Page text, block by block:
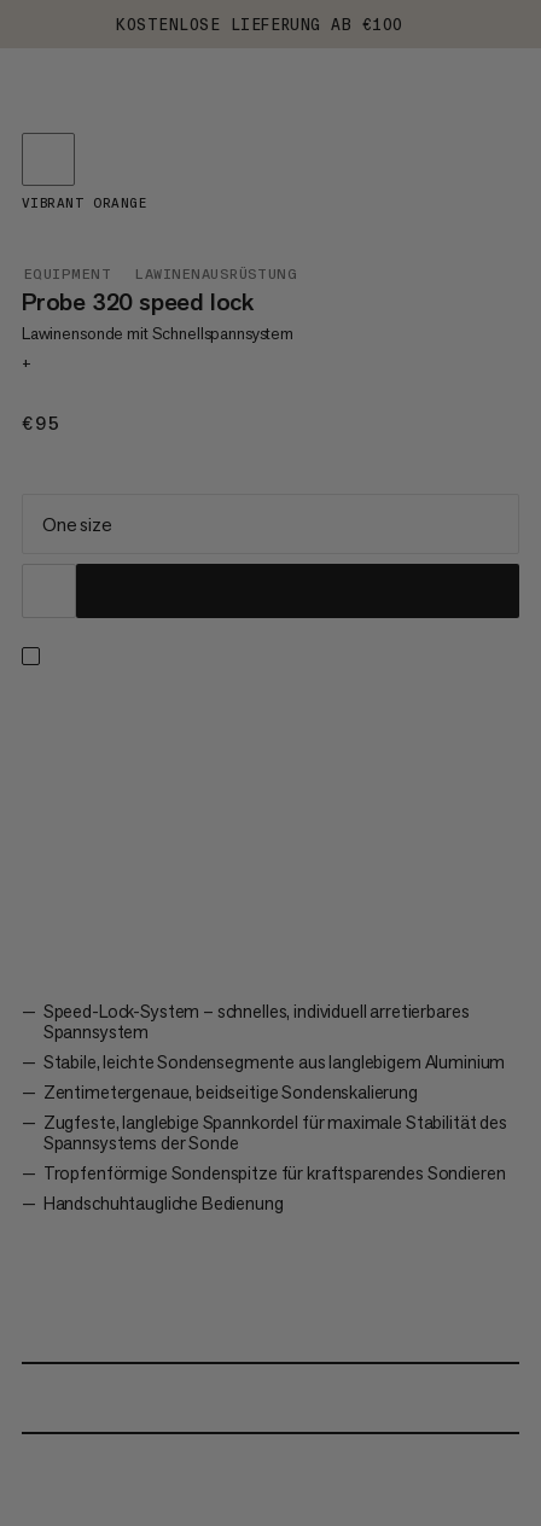
KOSTENLOSE LIEFERUNG AB €100
EQUIPMENT LAWINENAUSRÜSTUNG
Probe 320 speed lock
Lawinensonde mit Schnellspannsystem
+
€95
VIBRANT ORANGE
One size
Speed-Lock-System – schnelles, individuell arretierbares
Spannsystem
Stabile, leichte Sondensegmente aus langlebigem Aluminium
Zentimetergenaue, beidseitige Sondenskalierung
Zugfeste, langlebige Spannkordel für maximale Stabilität des
Spannsystems der Sonde
Tropfenförmige Sondenspitze für kraftsparendes Sondieren
Handschuhtaugliche Bedienung